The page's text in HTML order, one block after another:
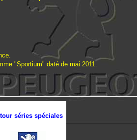
"Sportium" daté de mai 2011.
séries spéciales